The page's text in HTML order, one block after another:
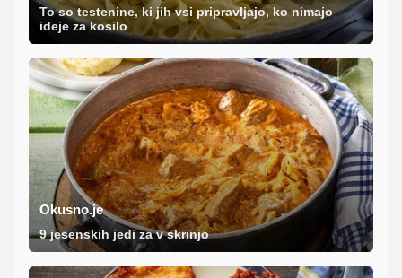
To so testenine, ki jih vsi pripravljajo, ko nimajo
ideje za kosilo
Okusno.je
9 jesenskih jedi za v skrinjo